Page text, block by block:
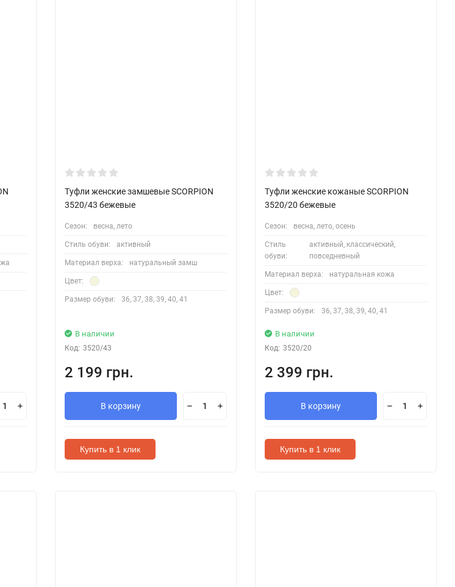
Туфли женские замшевые SCORPION
3520/43 бежевые
Сезон: весна, лето
Стиль обуви: активный
Материал верха: натуральный замш
Цвет:
Размер обуви: 36, 37, 38, 39, 40, 41
В наличии
Код: 3520/43
2 199 грн.
В корзину
Купить в 1 клик
Туфли женские кожаные SCORPION
3520/20 бежевые
Сезон: весна, лето, осень
Стиль
обуви:
активный, классический,
повседневный
Материал верха: натуральная кожа
Цвет:
Размер обуви: 36, 37, 38, 39, 40, 41
В наличии
Код: 3520/20
2 399 грн.
В корзину
Купить в 1 клик